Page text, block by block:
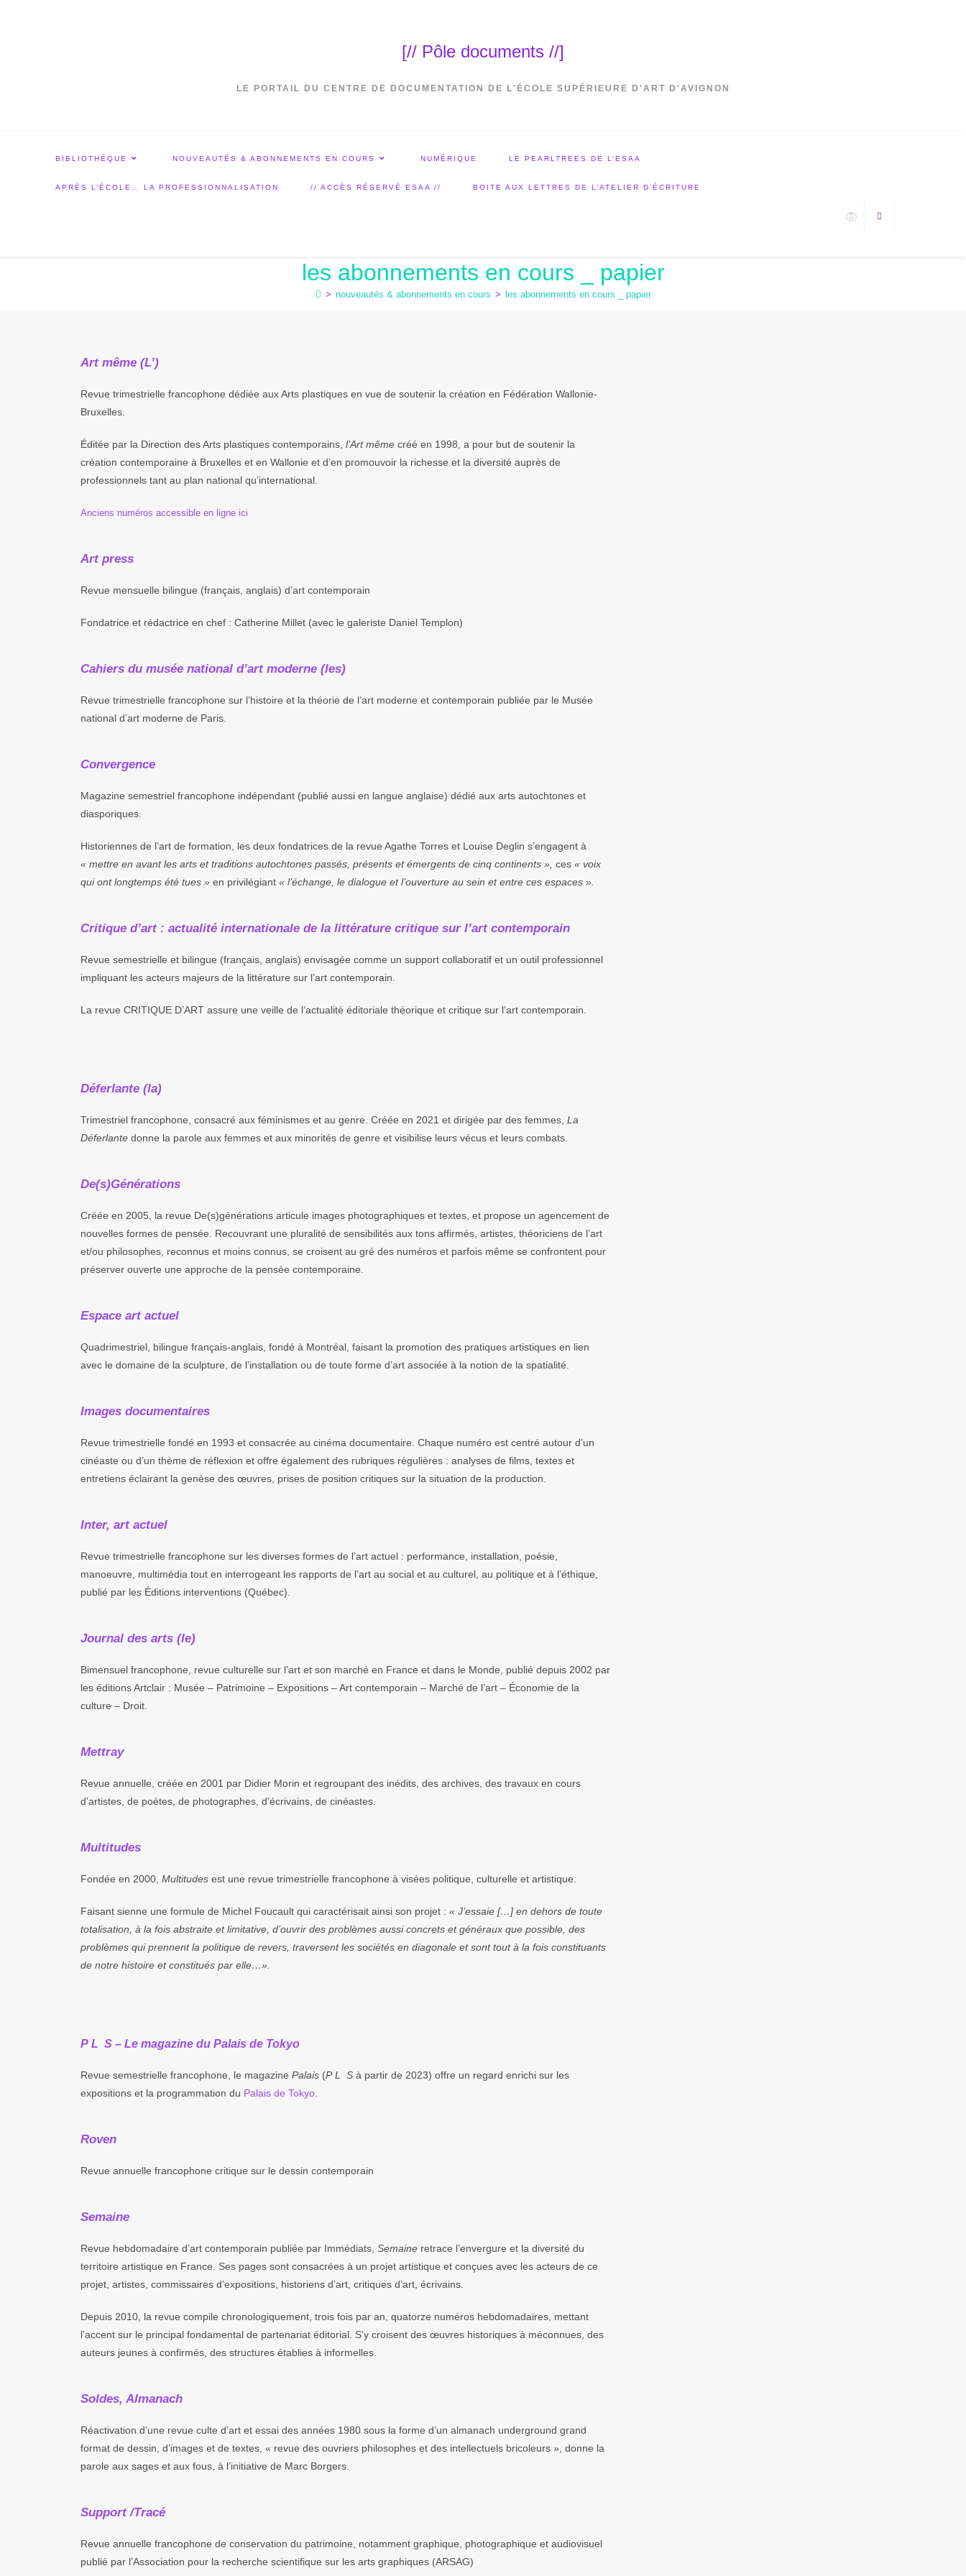
[// Pôle documents //]
LE PORTAIL DU CENTRE DE DOCUMENTATION DE L'ÉCOLE SUPÉRIEURE D'ART D'AVIGNON
BIBLIOTHÈQUE NOUVEAUTÉS & ABONNEMENTS EN COURS NUMÉRIQUE LE PEARLTREES DE L’ESAA
APRÈS L’ÉCOLE… LA PROFESSIONNALISATION // ACCÈS RÉSERVÉ ESAA // BOITE AUX LETTRES DE L’ATELIER D’ÉCRITURE
les abonnements en cours _ papier
> nouveautés & abonnements en cours > les abonnements en cours _ papier
Art même (L’)
Revue trimestrielle francophone dédiée aux Arts plastiques en vue de soutenir la création en Fédération Wallonie-
Bruxelles.
Éditée par la Direction des Arts plastiques contemporains, l’Art même créé en 1998, a pour but de soutenir la
création contemporaine à Bruxelles et en Wallonie et d’en promouvoir la richesse et la diversité auprès de
professionnels tant au plan national qu’international.
Anciens numéros accessible en ligne ici
Art press
Revue mensuelle bilingue (français, anglais) d’art contemporain
Fondatrice et rédactrice en chef : Catherine Millet (avec le galeriste Daniel Templon)
Cahiers du musée national d’art moderne (les)
Revue trimestrielle francophone sur l’histoire et la théorie de l’art moderne et contemporain publiée par le Musée
national d’art moderne de Paris.
Convergence
Magazine semestriel francophone indépendant (publié aussi en langue anglaise) dédié aux arts autochtones et
diasporiques.
Historiennes de l’art de formation, les deux fondatrices de la revue Agathe Torres et Louise Deglin s’engagent à
« mettre en avant les arts et traditions autochtones passés, présents et émergents de cinq continents » ces « voix
qui ont longtemps été tues » en privilégiant « l’échange, le dialogue et l’ouverture au sein et entre ces espaces ».
Critique d’art : actualité internationale de la littérature critique sur l’art contemporain
Revue semestrielle et bilingue (français, anglais) envisagée comme un support collaboratif et un outil professionnel
impliquant les acteurs majeurs de la littérature sur l’art contemporain.
La revue CRITIQUE D’ART assure une veille de l’actualité éditoriale théorique et critique sur l’art contemporain.
Déferlante (la)
Trimestriel francophone, consacré aux féminismes et au genre. Créée en 2021 et dirigée par des femmes, La
Déferlante donne la parole aux femmes et aux minorités de genre et visibilise leurs vécus et leurs combats.
De(s)Générations
Créée en 2005, la revue De(s)générations articule images photographiques et textes, et propose un agencement de
nouvelles formes de pensée. Recouvrant une pluralité de sensibilités aux tons affirmés, artistes, théoriciens de l’art
et/ou philosophes, reconnus et moins connus, se croisent au gré des numéros et parfois même se confrontent pour
préserver ouverte une approche de la pensée contemporaine.
Espace art actuel
Quadrimestriel, bilingue français-anglais, fondé à Montréal, faisant la promotion des pratiques artistiques en lien
avec le domaine de la sculpture, de l’installation ou de toute forme d’art associée à la notion de la spatialité.
Images documentaires
Revue trimestrielle fondé en 1993 et consacrée au cinéma documentaire. Chaque numéro est centré autour d’un
cinéaste ou d’un thème de réflexion et offre également des rubriques régulières : analyses de films, textes et
entretiens éclairant la genèse des œuvres, prises de position critiques sur la situation de la production.
Inter, art actuel
Revue trimestrielle francophone sur les diverses formes de l’art actuel : performance, installation, poésie,
manoeuvre, multimédia tout en interrogeant les rapports de l’art au social et au culturel, au politique et à l’éthique,
publié par les Éditions interventions (Québec).
Journal des arts (le)
Bimensuel francophone, revue culturelle sur l’art et son marché en France et dans le Monde, publié depuis 2002 par
les éditions Artclair : Musée – Patrimoine – Expositions – Art contemporain – Marché de l’art – Économie de la
culture – Droit.
Mettray
Revue annuelle, créée en 2001 par Didier Morin et regroupant des inédits, des archives, des travaux en cours
d’artistes, de poètes, de photographes, d’écrivains, de cinéastes.
Multitudes
Fondée en 2000, Multitudes est une revue trimestrielle francophone à visées politique, culturelle et artistique.
Faisant sienne une formule de Michel Foucault qui caractérisait ainsi son projet : « J’essaie […] en dehors de toute
totalisation, à la fois abstraite et limitative, d’ouvrir des problèmes aussi concrets et généraux que possible, des
problèmes qui prennent la politique de revers, traversent les sociétés en diagonale et sont tout à la fois constituants
de notre histoire et constitués par elle…».
P L S – Le magazine du Palais de Tokyo
Revue semestrielle francophone, le magazine Palais (P L S à partir de 2023) offre un regard enrichi sur les
expositions et la programmation du Palais de Tokyo
Roven
Revue annuelle francophone critique sur le dessin contemporain
Semaine
Revue hebdomadaire d’art contemporain publiée par Immédiats, Semaine retrace l’envergure et la diversité du
territoire artistique en France. Ses pages sont consacrées à un projet artistique et conçues avec les acteurs de ce
projet, artistes, commissaires d’expositions, historiens d’art, critiques d’art, écrivains.
Depuis 2010, la revue compile chronologiquement, trois fois par an, quatorze numéros hebdomadaires, mettant
l’accent sur le principal fondamental de partenariat éditorial. S’y croisent des œuvres historiques à méconnues, des
auteurs jeunes à confirmés, des structures établies à informelles.
Soldes, Almanach
Réactivation d’une revue culte d’art et essai des années 1980 sous la forme d’un almanach underground grand
format de dessin, d’images et de textes, « revue des ouvriers philosophes et des intellectuels bricoleurs », donne la
parole aux sages et aux fous, à l’initiative de Marc Borgers.
Support /Tracé
Revue annuelle francophone de conservation du patrimoine, notamment graphique, photographique et audiovisuel
publié par l’Association pour la recherche scientifique sur les arts graphiques (ARSAG)